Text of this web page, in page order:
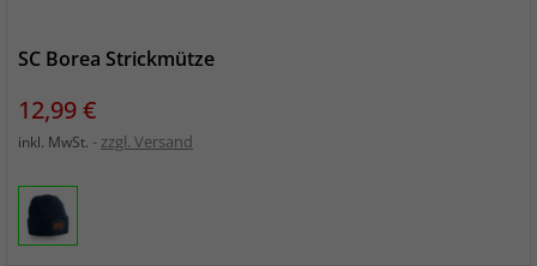
SC Borea Strickmütze
Preis
12,99 €
inkl. MwSt. zzgl. Versand